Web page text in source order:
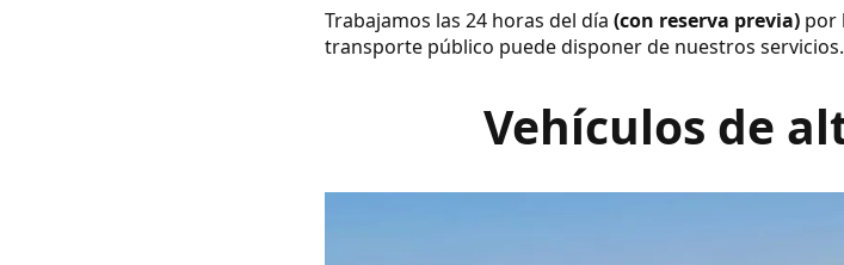
Trabajamos las 24 horas del día (con reserva previa) por
transporte público puede disponer de nuestros servicios.
Vehículos de